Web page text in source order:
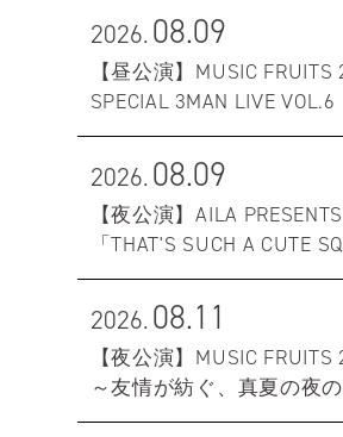
2026.08.09
【昼公演】MUSIC FRUITS
SPECIAL 3MAN LIVE VOL.6
2026.08.09
【夜公演】AILA
「THAT'S SUCH A CUTE
2026.08.11
【夜公演】MUSIC
～友情が紡ぐ、真夏の夜